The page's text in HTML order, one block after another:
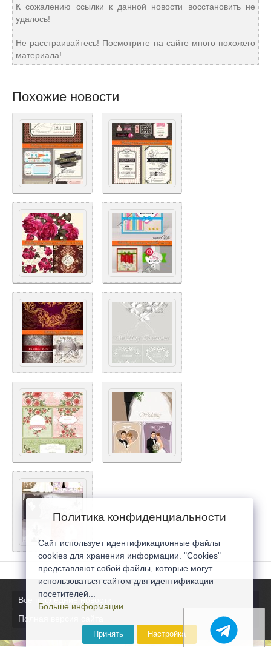
К сожалению ссылки к данной новости восстановить не
удалось!
Не расстраивайтесь! Посмотрите на сайте много похожего
материала!
Похожие новости
Все последние новости
Полная версия сайта
Политика конфиденциальности
Сайт использует идентификационные файлы
cookies для хранения информации. "Cookies"
представляют собой файлы, которые могут
использоваться сайтом для идентификации
посетителей...
Больше информации
Принять Настройка